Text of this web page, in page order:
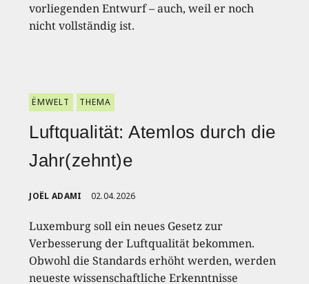
vorliegenden Entwurf – auch, weil er noch
nicht vollständig ist.
ËMWELT THEMA
Luftqualität: Atemlos durch die
Jahr(zehnt)e
JOËL ADAMI 02.04.2026
Luxemburg soll ein neues Gesetz zur
Verbesserung der Luftqualität bekommen.
Obwohl die Standards erhöht werden, werden
neueste wissenschaftliche Erkenntnisse